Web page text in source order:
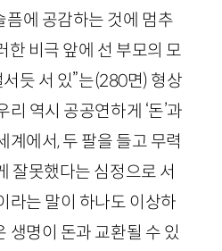
픔에 공감하는 것에 멈추
한 비극 앞에 선 부모의 모
듯 서 있”는(280면) 형상
역시 공공연하게 ‘돈’과
계에서, 두 팔을 들고 무력
잘못했다는 심정으로 서
라는 말이 하나도 이상하
생명이 돈과 교환될 수 있